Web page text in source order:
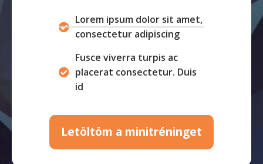
Lorem ipsum dolor sit amet,
consectetur adipiscing
Fusce viverra turpis ac
placerat consectetur. Duis
id
Letöltöm a minitréninget